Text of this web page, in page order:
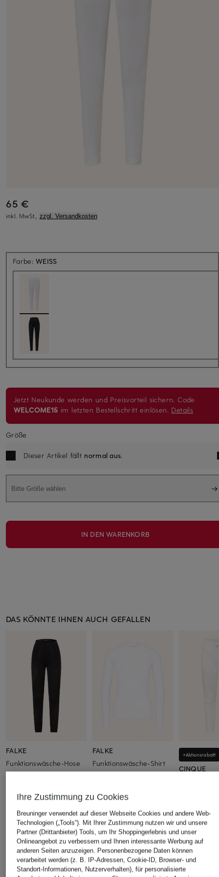
65 €
inkl. MwSt., zzgl. Versandkosten
Farbe:WEISS
Jetzt Neukunde werden und Preisvorteil sichern. Code
WELCOME15 im letzten Bestellschritt einlösen. Details
Größe
Dieser Artikel fällt normal aus.
Bitte Größe wählen
IN DEN WARENKORB
DAS KÖNNTE IHNEN AUCH GEFALLEN
FALKE
Funktionswäsche-Hose
WARM
FALKE
Funktionswäsche-Shirt
WARM
+Aktionsrabatt
CINQUE
Ursprünglich:
ÄHNLICHE ARTIKEL ENTDECKEN
Ihre Zustimmung zu Cookies
Breuninger verwendet auf dieser Webseite Cookies und andere Web-
Technologien („Tools“). Mit Ihrer Zustimmung nutzen wir und unsere
Partner (Drittanbieter) Tools, um Ihr Shoppingerlebnis und unser
Onlineangebot zu verbessern und Ihnen interessante Werbung auf
anderen Seiten anzuzeigen. Personenbezogene Daten können
verarbeitet werden (z. B. IP-Adressen, Cookie-ID, Browser- und
Standort-Informationen, Nutzerverhalten), für personalisierte